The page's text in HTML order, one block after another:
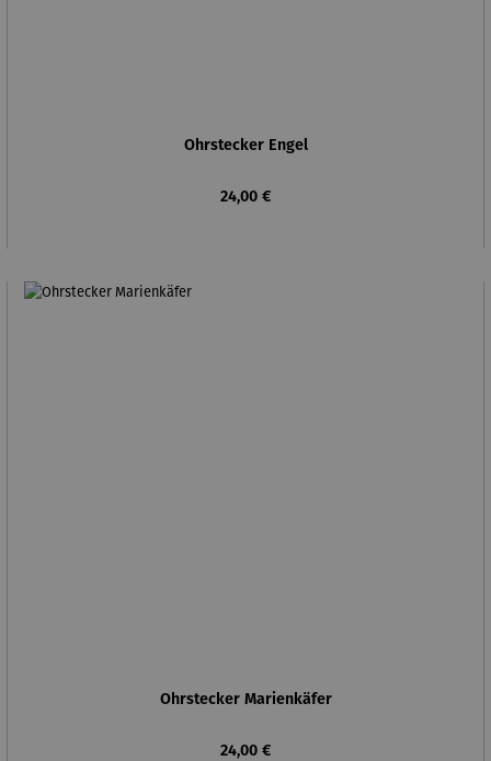
Ohrstecker Engel
Regulärer Preis:
24,00 €
Ohrstecker Marienkäfer
Regulärer Preis:
24,00 €